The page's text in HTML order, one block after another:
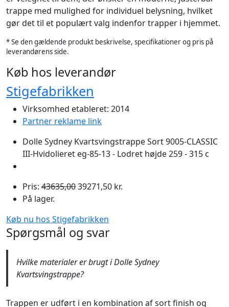
trappe med mulighed for individuel belysning, hvilket
gør det til et populært valg indenfor trapper i hjemmet.
* Se den gældende produkt beskrivelse, specifikationer og pris på
leverandørens side.
Køb hos leverandør
Stigefabrikken
Virksomhed etableret: 2014
Partner reklame link
Dolle Sydney Kvartsvingstrappe Sort 9005-CLASSIC
III-Hvidolieret eg-85-13 - Lodret højde 259 - 315 c
Pris: 43635,0039271,50 kr.
På lager.
Køb nu hos Stigefabrikken
Spørgsmål og svar
Hvilke materialer er brugt i Dolle Sydney
Kvartsvingstrappe?
Trappen er udført i en kombination af sort finish og